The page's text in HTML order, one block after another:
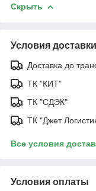
Скрыть
Условия доставки
Доставка до
ТК "КИТ"
ТК "СДЭК"
ТК "Джет
Все условия
Условия оплаты